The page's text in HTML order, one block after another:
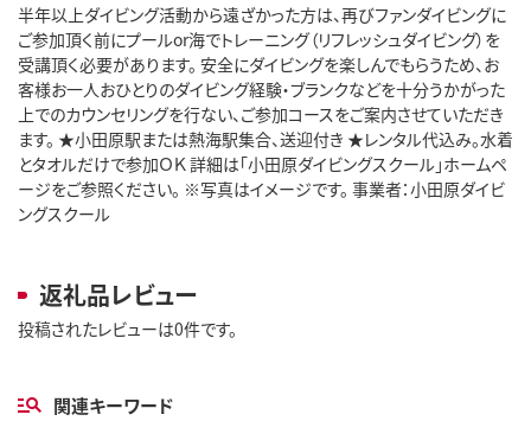
半年以上ダイビング活動から遠ざかった方は、再びファンダイビングに
ご参加頂く前にプールor海でトレーニング（リフレッシュダイビング）を
受講頂く必要があります。 安全にダイビングを楽しんでもらうため、お
客様お一人おひとりのダイビング経験・ブランクなどを十分うかがった
上でのカウンセリングを行ない、ご参加コースをご案内させていただき
ます。 ★小田原駅または熱海駅集合、送迎付き ★レンタル代込み。水着
とタオルだけで参加ＯＫ 詳細は「小田原ダイビングスクール」ホームペ
ージをご参照ください。 ※写真はイメージです。 事業者：小田原ダイビ
ングスクール
返礼品レビュー
投稿されたレビューは0件です。
関連キーワード